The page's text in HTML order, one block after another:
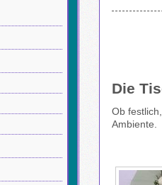
Die
Ob
Ambiente.